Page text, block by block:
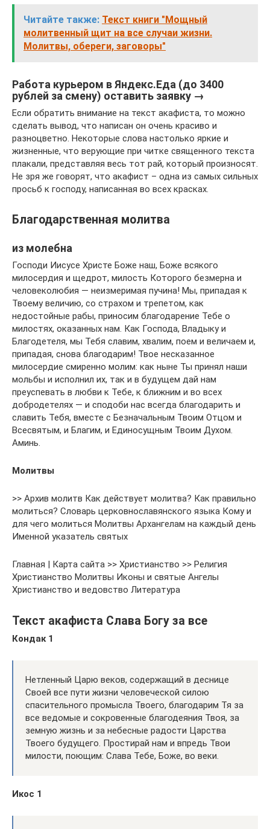
Читайте также: Текст книги "Мощный
молитвенный щит на все случаи жизни.
Молитвы, обереги, заговоры"
Работа курьером в Яндекс.Еда (до 3400
рублей за смену) оставить заявку →
Если обратить внимание на текст акафиста, то можно
сделать вывод, что написан он очень красиво и
разноцветно. Некоторые слова настолько яркие и
жизненные, что верующие при читке священного текста
плакали, представляя весь тот рай, который произносят.
Не зря же говорят, что акафист – одна из самых сильных
просьб к господу, написанная во всех красках.
Благодарственная молитва
из молебна
Господи Иисусе Христе Боже наш, Боже всякого
милосердия и щедрот, милость Которого безмерна и
человеколюбия — неизмеримая пучина! Мы, припадая к
Твоему величию, со страхом и трепетом, как
недостойные рабы, приносим благодарение Тебе о
милостях, оказанных нам. Как Господа, Владыку и
Благодетеля, мы Тебя славим, хвалим, поем и величаем и,
припадая, снова благодарим! Твое несказанное
милосердие смиренно молим: как ныне Ты принял наши
мольбы и исполнил их, так и в будущем дай нам
преуспевать в любви к Тебе, к ближним и во всех
добродетелях — и сподоби нас всегда благодарить и
славить Тебя, вместе с Безначальным Твоим Отцом и
Всесвятым, и Благим, и Единосущным Твоим Духом.
Аминь.
Молитвы
>> Архив молитв Как действует молитва? Как правильно
молиться? Словарь церковнославянского языка Кому и
для чего молиться Молитвы Архангелам на каждый день
Именной указатель святых
Главная | Карта сайта >> Христианство >> Религия
Христианство Молитвы Иконы и святые Ангелы
Христианство и ведовство Литература
Текст акафиста Слава Богу за все
Кондак 1
Нетленный Царю веков, содержащий в деснице
Своей все пути жизни человеческой силою
спасительного промысла Твоего, благодарим Тя за
все ведомые и сокровенные благодеяния Твоя, за
земную жизнь и за небесные радости Царства
Твоего будущего. Простирай нам и впредь Твои
милости, поющим: Слава Тебе, Боже, во веки.
Икос 1